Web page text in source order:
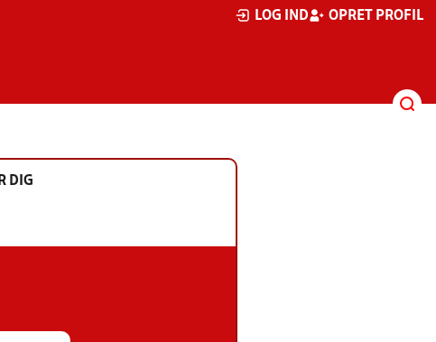
LOG IND OPRET PROFIL
DIG